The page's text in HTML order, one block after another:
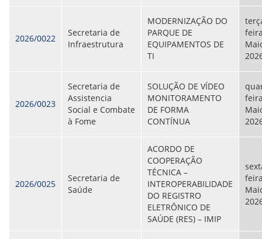
2026/0022
Secretaria de
Infraestrutura
MODERNIZAÇÃO DO
PARQUE DE
EQUIPAMENTOS DE
TI
2026/0023
Secretaria de
Assistencia
Social e Combate
à Fome
SOLUÇÃO DE VÍDEO
MONITORAMENTO
DE FORMA
CONTÍNUA
2026/0025
Secretaria de
Saúde
ACORDO DE
COOPERAÇÃO
TÉCNICA –
INTEROPERABILIDADE
DO REGISTRO
ELETRÔNICO DE
SAÚDE (RES) – IMIP